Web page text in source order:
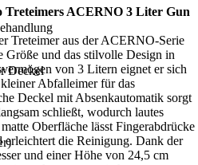
Deckel
Treteimers ACERNO 3 Liter Gun
Treteimer aus der ACERNO-Serie
Größe und das stilvolle Design in
von 3 Litern eignet er sich
Abfalleimer für das
Deckel mit Absenkautomatik sorgt
schließt, wodurch lautes
Oberfläche lässt Fingerabdrücke
erleichtert die Reinigung. Dank der
und einer Höhe von 24,5 cm